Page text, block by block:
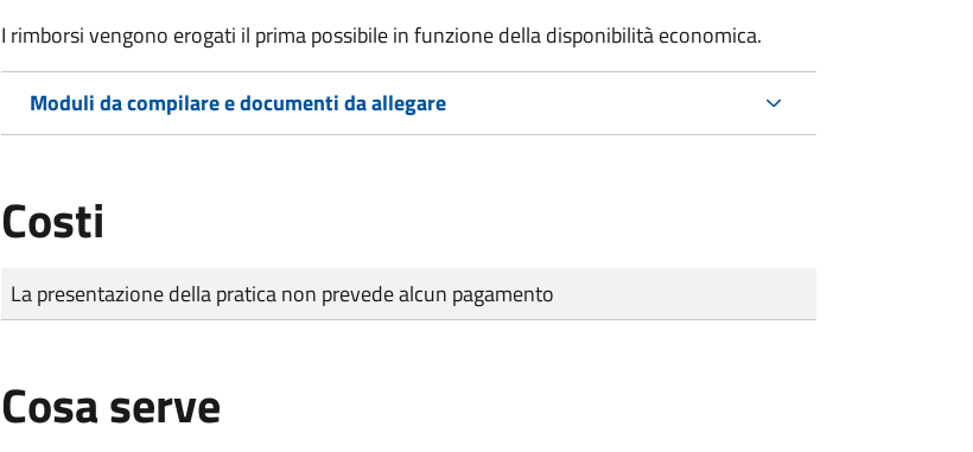
I rimborsi vengono erogati il prima possibile in funzione della disponibilità economica.
Moduli da compilare e documenti da allegare
Costi
Tipo di pagamento
Importo
La presentazione della pratica non prevede alcun pagamento
Cosa serve